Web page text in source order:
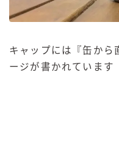
キャップには『缶から
ージが書かれています